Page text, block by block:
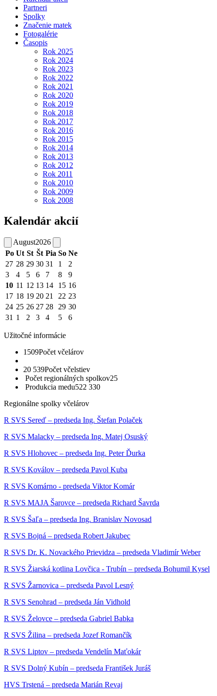
Partneri
Spolky
Značenie matek
Fotogalérie
Časopis
Rok 2025
Rok 2024
Rok 2023
Rok 2022
Rok 2021
Rok 2020
Rok 2019
Rok 2018
Rok 2017
Rok 2016
Rok 2015
Rok 2014
Rok 2013
Rok 2012
Rok 2011
Rok 2010
Rok 2009
Rok 2008
Kalendár akcií
August2026
Po Ut St Št Pia So Ne
27 28 29 30 31 1
2
3
4 5 6 7 8
9
10 11 12 13 14 15 16
17 18 19 20 21 22 23
24 25 26 27 28 29 30
31 1 2 3 4 5 6
Užitočné informácie
1509Počet včelárov
20 539Počet včelstiev
Počet regionálných spolkov25
Produkcia medu522 330
Regionálne spolky včelárov
R SVS Sereď – predseda Ing. Štefan Polaček
R SVS Malacky – predseda Ing. Matej Osuský
R SVS Hlohovec – predseda Ing. Peter Ďurka
R SVS Koválov – predseda Pavol Kuba
R SVS Komárno - predseda Viktor Komár
R SVS MAJA Šarovce – predseda Richard Šavrda
R SVS Šaľa – predseda Ing. Branislav Novosad
R SVS Bojná – predseda Robert Jakubec
R SVS Dr. K. Novackého Prievidza – predseda Vladimír Weber
R SVS Žiarská kotlina Lovčica - Trubín – predseda Bohumil Kysel
R SVS Žarnovica – predseda Pavol Lesný
R SVS Senohrad – predseda Ján Vidhold
R SVS Želovce – predseda Gabriel Babka
R SVS Žilina – predseda Jozef Romančík
R SVS Liptov – predseda Vendelín Maťokár
R SVS Dolný Kubín – predseda František Juráš
HVS Trstená – predseda Marián Revaj